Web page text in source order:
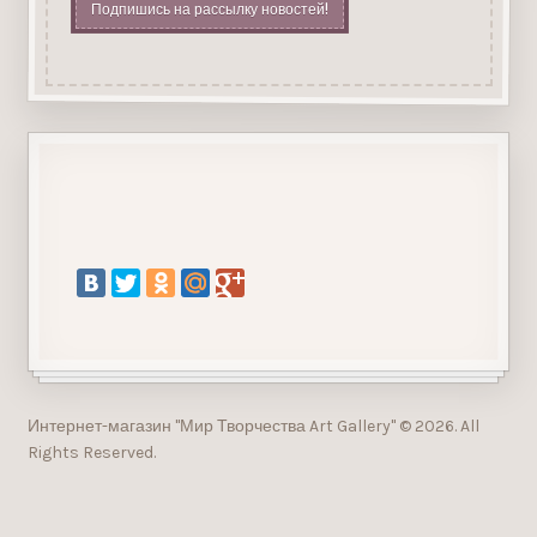
Подпишись на рассылку новостей!
Интернет-магазин "Мир Творчества Art Gallery" © 2026. All
Rights Reserved.